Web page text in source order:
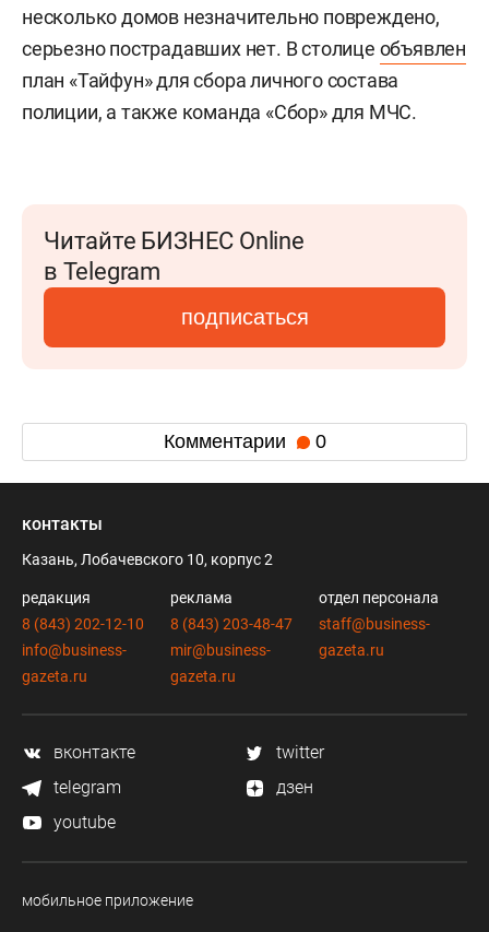
несколько домов незначительно повреждено,
серьезно пострадавших нет. В столице объявлен
план «Тайфун» для сбора личного состава
полиции, а также команда «Сбор» для МЧС.
Читайте БИЗНЕС Online
в Telegram
подписаться
Комментарии 0
контакты
Казань, Лобачевского 10, корпус 2
редакция
8 (843) 202-12-10
info@business-
gazeta.ru
реклама
8 (843) 203-48-47
mir@business-
gazeta.ru
отдел персонала
staff@business-
gazeta.ru
вконтакте
twitter
telegram
дзен
youtube
мобильное приложение